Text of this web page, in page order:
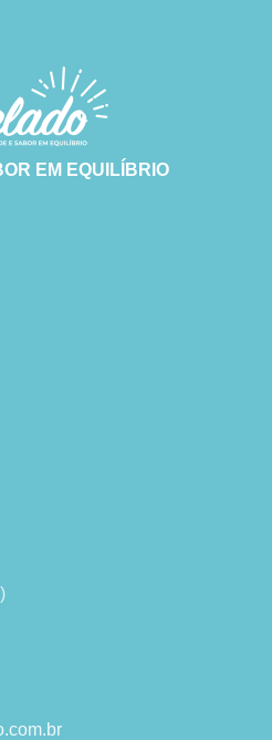
EM EQUILÍBRIO